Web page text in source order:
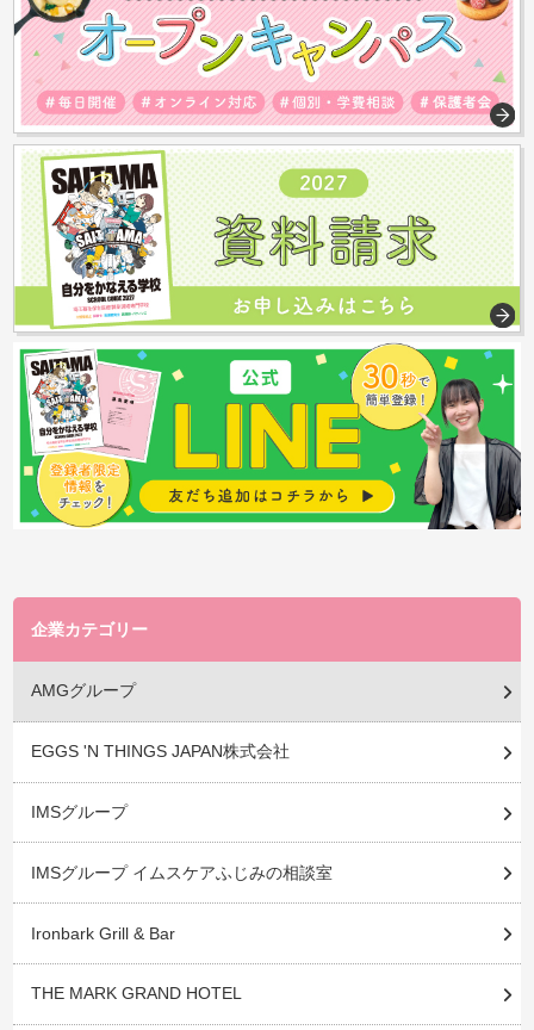
企業カテゴリー
AMGグループ
EGGS 'N THINGS JAPAN株式会社
IMSグループ
IMSグループ イムスケアふじみの相談室
Ironbark Grill & Bar
THE MARK GRAND HOTEL